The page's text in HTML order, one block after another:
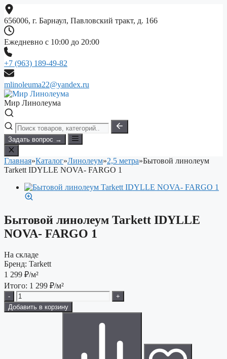
Перейти
к
содержимому
656006, г. Барнаул, Павловский тракт, д. 166
Ежедневно с 10:00 до 20:00
+7 (963) 189-49-82
mlinoleuma22@yandex.ru
Мир Линолеума
Задать вопрос →
Главная»Каталог»Линолеум»2,5 метра»Бытовой линолеум
Tarkett IDYLLE NOVA- FARGO 1
Бытовой линолеум Tarkett IDYLLE
NOVA- FARGO 1
На складе
Бренд: Tarkett
1 299 ₽/м²
Итого: 1 299 ₽/м²
-
+
Добавить в корзину